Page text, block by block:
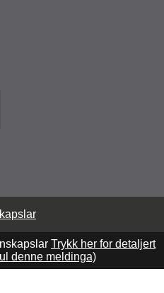
Trykk her for detaljert
denne meldinga)